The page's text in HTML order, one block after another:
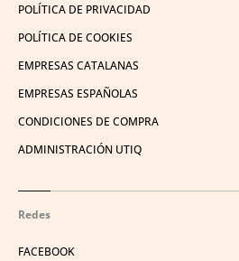
POLÍTICA DE PRIVACIDAD
POLÍTICA DE COOKIES
EMPRESAS CATALANAS
EMPRESAS ESPAÑOLAS
CONDICIONES DE COMPRA
ADMINISTRACIÓN UTIQ
Redes
FACEBOOK